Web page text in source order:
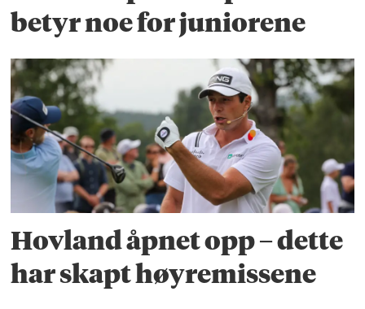
betyr noe for juniorene
Hovland åpnet opp – dette
har skapt høyremissene